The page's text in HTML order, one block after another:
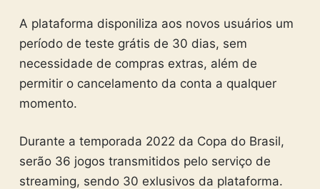
A plataforma disponiliza aos novos usuários um
período de teste grátis de 30 dias, sem
necessidade de compras extras, além de
permitir o cancelamento da conta a qualquer
momento.
Durante a temporada 2022 da Copa do Brasil,
serão 36 jogos transmitidos pelo serviço de
streaming, sendo 30 exlusivos da plataforma.